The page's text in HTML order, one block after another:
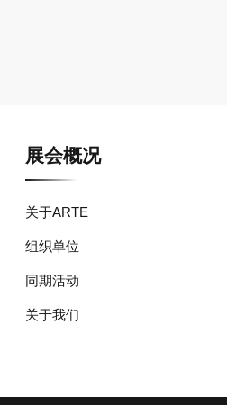
展会概况
关于ARTE
组织单位
同期活动
关于我们